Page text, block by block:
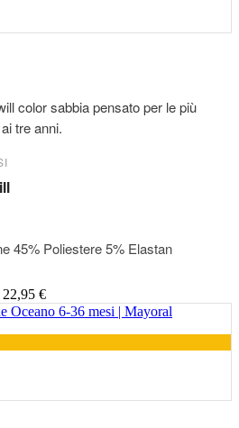
color sabbia pensato per le più
tre anni.
45% Poliestere 5% Elastan
22,95 €